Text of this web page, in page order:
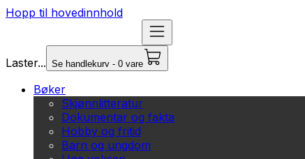
Hopp til hovedinnhold
Laster... Se handlekurv - 0 vare
Bøker
Skjønnlitteratur
Dokumentar og fakta
Hobby og fritid
Barn og ungdom